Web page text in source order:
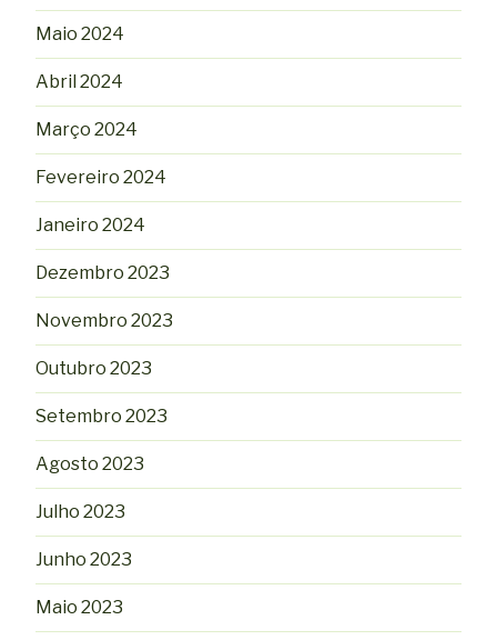
Maio 2024
Abril 2024
Março 2024
Fevereiro 2024
Janeiro 2024
Dezembro 2023
Novembro 2023
Outubro 2023
Setembro 2023
Agosto 2023
Julho 2023
Junho 2023
Maio 2023